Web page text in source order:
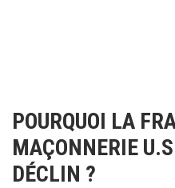
POURQUOI LA
MAÇONNERIE
DÉCLIN ?